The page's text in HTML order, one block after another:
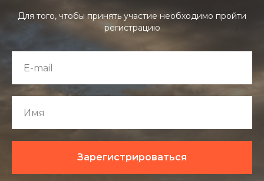
Для того, чтобы принять участие необходимо пройти
регистрацию
Зарегистрироваться